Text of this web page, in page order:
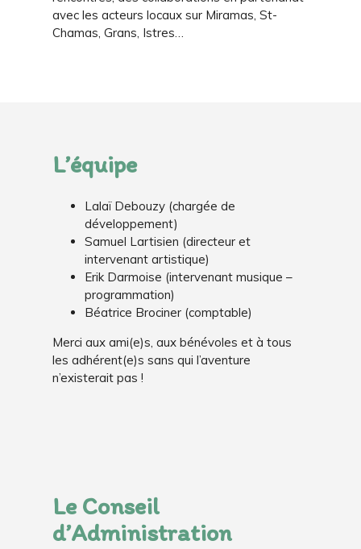
avec les acteurs locaux sur Miramas, St-
Chamas, Grans, Istres…
L’équipe
Lalaï Debouzy (chargée de
développement)
Samuel Lartisien (directeur et
intervenant artistique)
Erik Darmoise (intervenant musique –
programmation)
Béatrice Brociner (comptable)
Merci aux ami(e)s, aux bénévoles et à tous
les adhérent(e)s sans qui l’aventure
n’existerait pas !
Le Conseil
d’Administration